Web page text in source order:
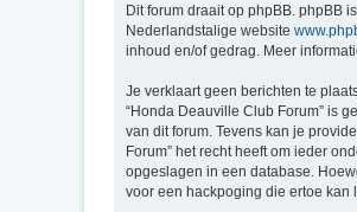
Dit forum draait op phpBB. phpBB
Nederlandstalige website
inhoud en/of gedrag. Meer
Je verklaart geen berichten te
“Honda Deauville Club Forum” is
van dit forum. Tevens kan je
Forum” het recht heeft om ieder
opgeslagen in een database.
voor een hackpoging die ertoe kan